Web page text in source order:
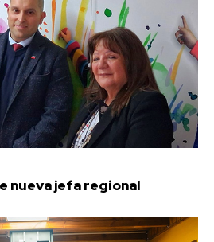
nueva jefa regional